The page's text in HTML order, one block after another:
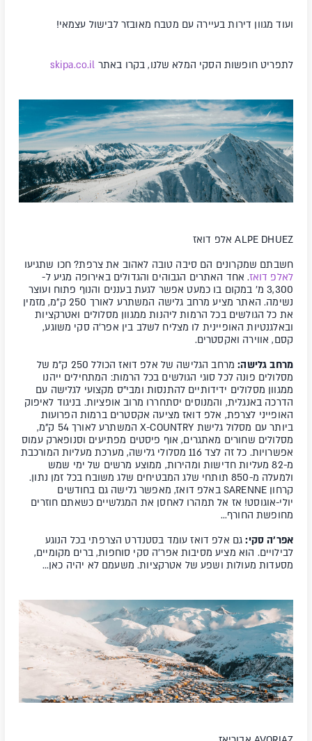
ועוד מגוון דירות בעיירה עם מטבח מאובזר לבישול עצמאי!
לתפריט חופשות הסקי המלא שלנו, בקרו באתר skipa.co.il
ALPE DHUEZ אלפ דואז
חשבתם שמקרונים הם סיבה טובה לאהוב את צרפת? חכו שתגיעו
לאלפ דואז. אחד האתרים הגבוהים והגדולים באירופה מגיע ל-
3,300 מ' במקום בו כמעט אפשר לגעת בעננים והנוף פתוח ועוצר
נשימה. האתר מציע מרחב גלישה המשתרע לאורך 250 ק"מ, מזמין
את כל הגולשים בכל הרמות ליהנות ממגוון מסלולים ואטרקציות
ובאלגנטיות האופיינית לו מצליח לשלב בין אפר'ה סקי משוגע,
קסם, אווירה ואקסטרים.
מרחב גלישה:
מרחב הגלישה של אלפ דואז הכולל 250 ק"מ של
מסלולים פונה לכל סוגי הגולשים בכל הרמות: המתחילים ייהנו
ממגוון מסלולים ידידותיים להתנסות ומבי"ס מקצועי לגלישה עם
הדרכה באנגלית, והמנוסים יסתחררו מרוב אופציות. בניגוד לאיפוק
האופייני לצרפת, אלפ דואז מציעה אקסטרים ברמות הפרועות
ביותר עם מסלול גלישת X-COUNTRY המשתרע לאורך 54 ק"מ,
מסלולים שחורים מאתגרים, אוף פיסטים מפתיעים וסנופארק עמוס
אפשרויות. כל זה לצד 116 מסלולי גלישה, מערכת מעליות המורכבת
מ-82 מעליות חדישות ומהירות, ממוצע מרשים של ימי שמש
ולמעלה מ-850 תותחי שלג המבטיחים שלג משובח בכל זמן נתון.
קרחון SARENNE באלפ דואז, מאפשר גלישה גם בחודשים
יולי-אוגוסט! אז אל תמהרו לאחסן את המגלשיים כשאתם חוזרים
מחופשת החורף...
אפר'ה סקי:גם אלפ דואז עומד בסטנדרט הצרפתי בכל הנוגע
לבילויים. הוא מציע מסיבות אפר'ה סקי סוחפות, ברים מקומיים,
מסעדות מעולות ושפע של אטרקציות. משעמם לא יהיה כאן...